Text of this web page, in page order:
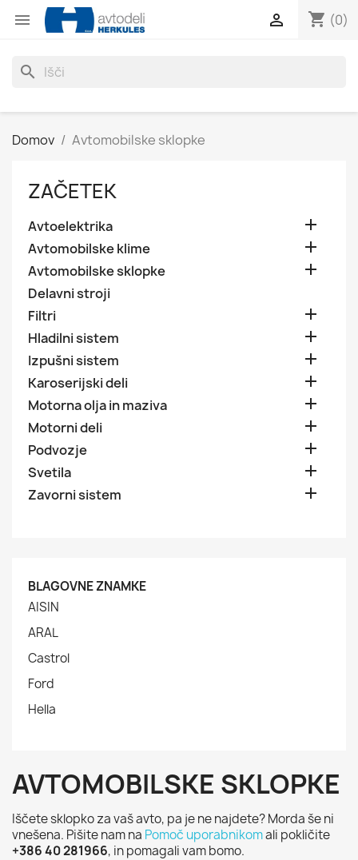
 shopping_cart (0)

search
Domov Avtomobilske sklopke
ZAČETEK
Avtoelektrika 
Avtomobilske klime 
Avtomobilske sklopke 
Delavni stroji
Filtri

Hladilni sistem 
Izpušni sistem 
Karoserijski deli 
Motorna olja in maziva 
Motorni deli 
Podvozje 
Svetila 
Zavorni sistem 
BLAGOVNE ZNAMKE
AISIN
ARAL
Castrol
Ford
Hella
AVTOMOBILSKE SKLOPKE
Iščete sklopko za vaš avto, pa je ne najdete? Morda še ni
vnešena. Pišite nam na Pomoč uporabnikomali pokličite
+386 40 281966, in pomagali vam bomo.